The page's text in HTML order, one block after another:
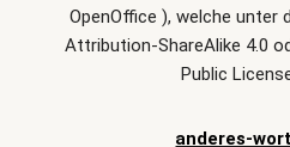
OpenOffice ), welche unter
Attribution-ShareAlike 4.0
Public
anderes-